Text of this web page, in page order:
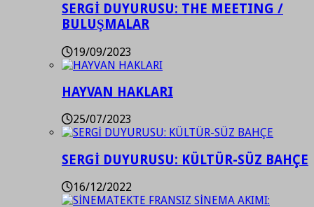
SERGİ DUYURUSU: THE MEETING /
BULUŞMALAR
19/09/2023
HAYVAN HAKLARI
25/07/2023
SERGİ DUYURUSU: KÜLTÜR-SÜZ BAHÇE
16/12/2022